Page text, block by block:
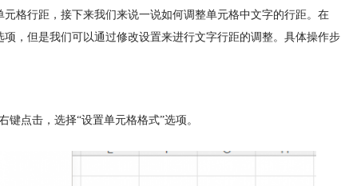
元格行距，接下来我们来说一说如何调整单元格中文字的行距。在
，但是我们可以通过修改设置来进行文字行距的调整。具体操作步
点击，选择“设置单元格格式”选项。